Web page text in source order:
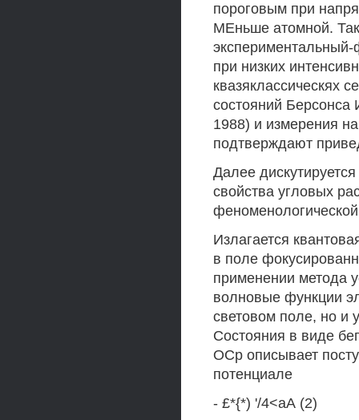
пороговым при
МЕньше атомной.
при низких
квазяклассическях
состояний
1988) и измерения
подтверждают
Далее
свойства угловых
Излагается
в поле
применении метода
волновые функции
световом поле, но и
Состояния в виде
ОСр описывает
потенциале
- £*{*) '/4<аА (2)